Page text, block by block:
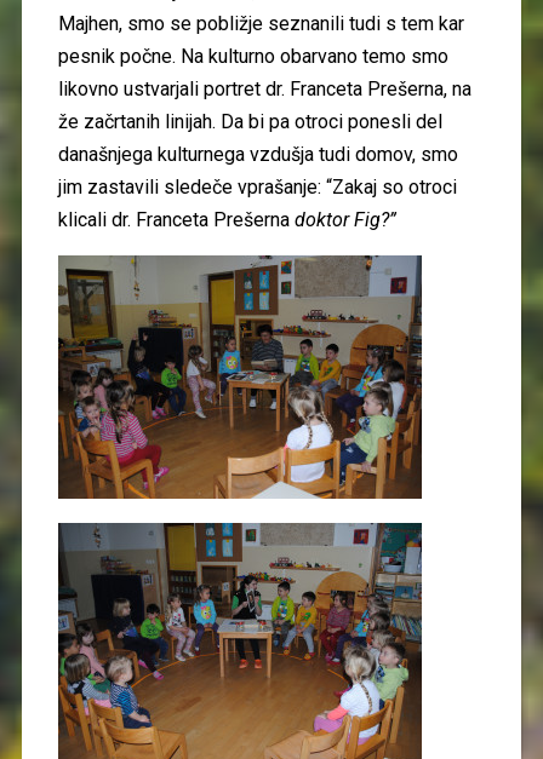
Majhen, smo se pobližje seznanili tudi s tem kar
pesnik počne. Na kulturno obarvano temo smo
likovno ustvarjali portret dr. Franceta Prešerna, na
že začrtanih linijah. Da bi pa otroci ponesli del
današnjega kulturnega vzdušja tudi domov, smo
jim zastavili sledeče vprašanje: “Zakaj so otroci
klicali dr. Franceta Prešernadoktor Fig?”